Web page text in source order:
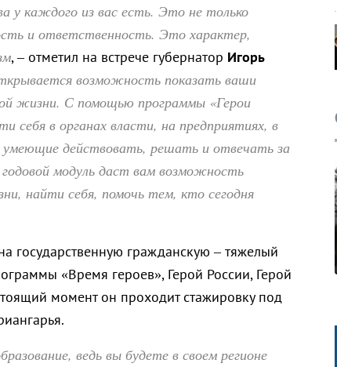
у каждого из вас есть. Это не только
и ответственность. Это характер,
, – отметил на встрече губернатор Игорь
возможность показать ваши
жизни. С помощью программы «Герои
себя в органах власти, на предприятиях, в
действовать, решать и отвечать за
модуль даст вам возможность
найти себя, помочь тем, кто сегодня
государственную гражданскую – тяжелый
«Время героев», Герой России, Герой
момент он проходит стажировку под
ведь вы будете в своем регионе